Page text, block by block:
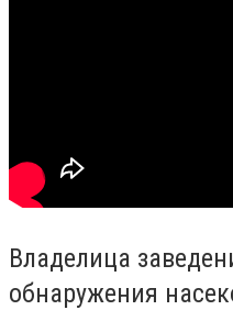
Владелица
обнаружения